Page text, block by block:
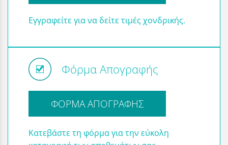
Εγγραφείτε για να δείτε τιμές χονδρικής.
Φόρμα Απογραφής
ΦΟΡΜΑ ΑΠΟΓΡΑΦΗΣ
Κατεβάστε τη φόρμα για την εύκολη